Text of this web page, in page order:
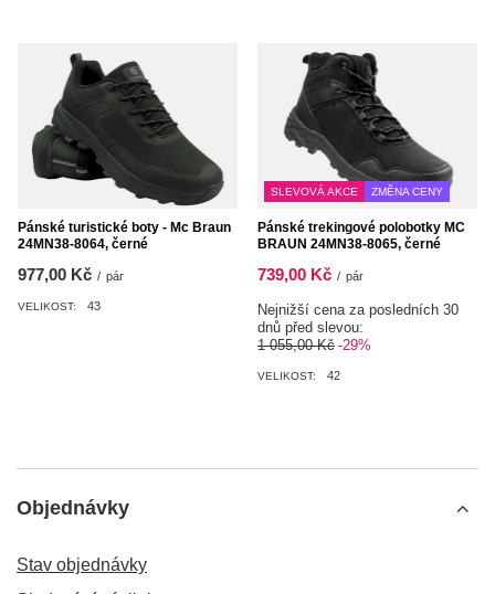
Pánské turistické boty - Mc Braun
24MN38-8064, černé
977,00 Kč / pár
VELIKOST: 43
SLEVOVÁ AKCE ZMĚNA CENY
Pánské trekingové polobotky MC
BRAUN 24MN38-8065, černé
739,00 Kč / pár
Nejnižší cena za posledních 30
dnů před slevou:
1 055,00 Kč -29%
VELIKOST: 42
Objednávky
Stav objednávky